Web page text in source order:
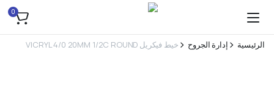
0
الرئيسية إدارة الجروح خيط فيكريل VICRYL 4/0 20MM 1/2C ROUND